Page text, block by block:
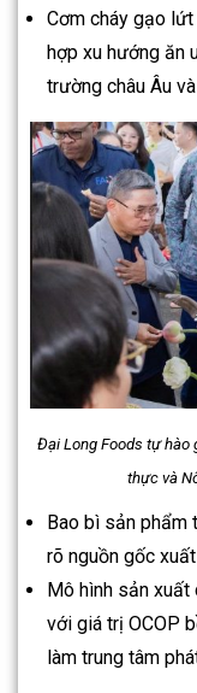
Cơm cháy gạo
hợp xu hướng ăn
trường châu Âu
Đại Long Foods tự hào
thực và
Bao bì sản phẩm
rõ nguồn gốc
Mô hình sản
với giá trị OCOP
làm trung tâm